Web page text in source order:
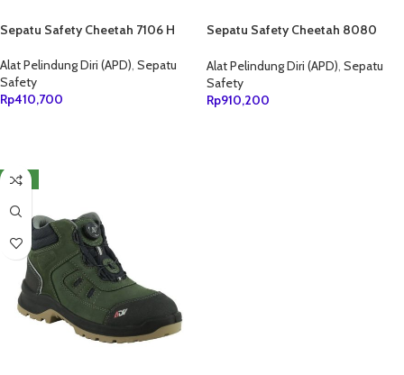
Sepatu Safety Cheetah 7106 H
Alat Pelindung Diri (APD), Sepatu
Safety
Rp410,700
Sepatu Safety Cheetah 8080
Alat Pelindung Diri (APD) Sepatu
Safety
Rp910,200
NEW